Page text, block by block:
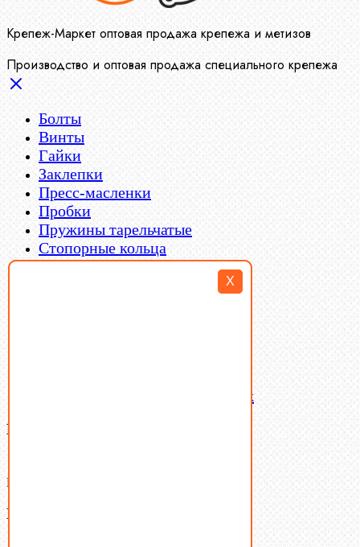
X
Крепеж-Маркет оптовая продажа крепежа и метизов
Производство и оптовая продажа специального крепежа
Болты
Винты
Гайки
Заклепки
Пресс-масленки
Пробки
Пружины тарельчатые
Стопорные кольца
Такелаж
Латунный и бронзовый крепеж
Ваша корзина
В корзине нет товаров.
Поиск